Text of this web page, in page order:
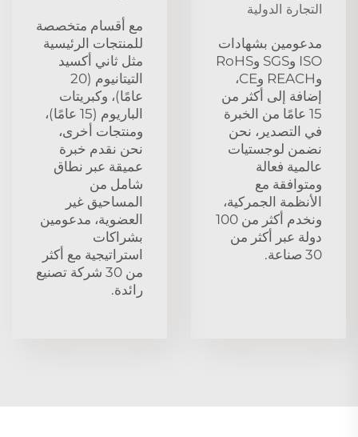
التجارة الدولية
مدعومين بشهادات
ISO وSGS وRoHS
وREACH وCE،
إضافة إلى أكثر من
15 عامًا من الخبرة
في التصدير، نحن
نضمن لوجستيات
عالمية فعالة
ومتوافقة مع
الأنظمة الجمركية،
ونخدم أكثر من 100
دولة عبر أكثر من
30 صناعة.
مع أقسام متخصصة
للمنتجات الرئيسية
مثل ثاني أكسيد
التيتانيوم (20
عامًا)، وكبريتات
الباريوم (15 عامًا)،
ومنتجات أخرى،
نحن نقدم خبرة
عميقة عبر نطاق
شامل من
المساحيق غير
العضوية، مدعومين
بشراكات
استراتيجية مع أكثر
من 30 شركة تصنيع
رائدة.